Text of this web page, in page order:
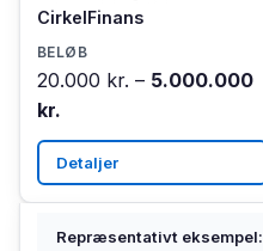
CirkelFinans
20.000 kr. – 5.000.000
kr.
Detaljer
Repræsentativt eksempel: